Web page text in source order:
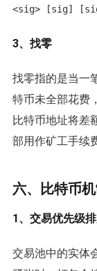
3、找零
找零指的是当一
特币未全部花费
比特币地址将差
部用作矿工手续
六、比特币机
1、交易优先级
交易池中的实体